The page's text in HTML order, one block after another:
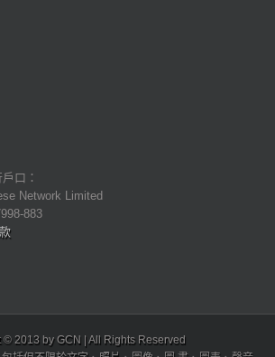
口：
Network Limited
883
© 2013 by GCN | All Rights Reserved